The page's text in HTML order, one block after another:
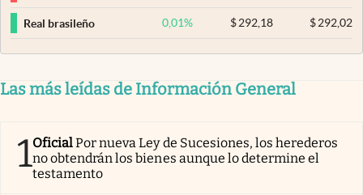
Real brasileño 0,01% $292,18 $292,02
Las más leídas de Información General
1OficialPor nueva Ley de Sucesiones, los herederos
no obtendrán los bienes aunque lo determine el
testamento